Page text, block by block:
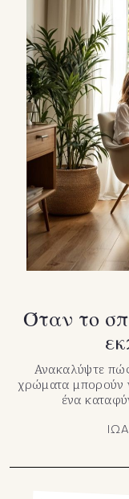
Όταν το
Ανακαλύψτε
χρώματα μπορούν
ένα